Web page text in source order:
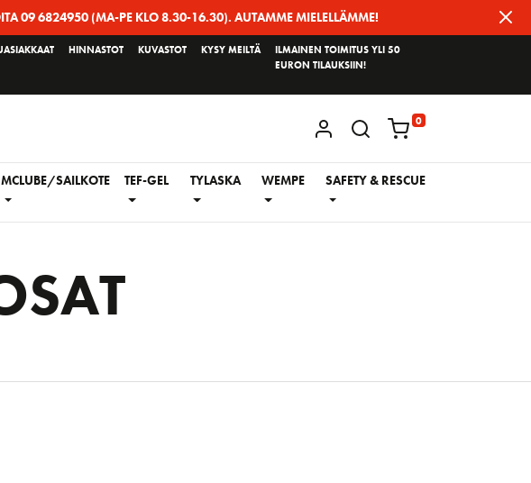
09 6824950 (MA-PE KLO 8.30-16.30). AUTAMME MIELELLÄMME!
HINNASTOT KUVASTOT KYSY MEILTÄ
ILMAINEN TOIMITUS YLI 50
EURON TILAUKSIIN!
KIRJAUDU / REKISTERÖIDY
0
MCLUBE/SAILKOTE TEF-GEL TYLASKA WEMPE SAFETY & RESCUE